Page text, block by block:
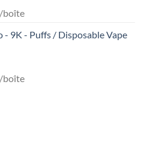
/boîte
- 9K - Puffs / Disposable Vape
/boîte